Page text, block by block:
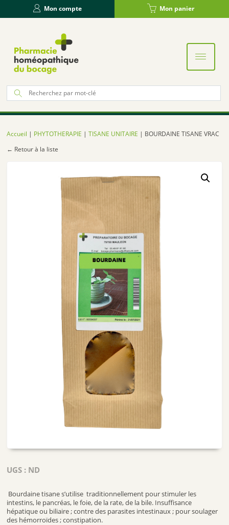
Mon compte Mon panier
:
Accueil | PHYTOTHERAPIE |TISANE UNITAIRE | BOURDAINE TISANE VRAC
← Retour à la liste
UGS : ND
Bourdaine tisane s’utilise traditionnellement pour stimuler les
intestins, le pancréas, le foie, de la rate, de la bile. Insuffisance
hépatique ou biliaire ; contre des parasites intestinaux ; pour soulager
des hémorroïdes ; constipation.
Panneau de gestion des cookies